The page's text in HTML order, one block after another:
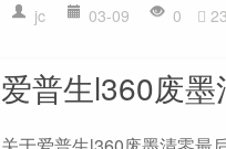
jc 03-09 0
爱普生l360废墨